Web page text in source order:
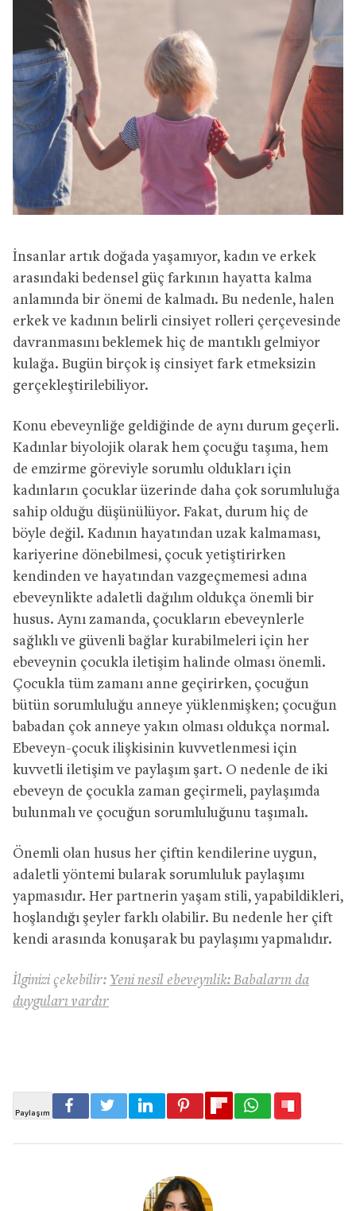
İnsanlar artık doğada yaşamıyor, kadın ve erkek
arasındaki bedensel güç farkının hayatta kalma
anlamında bir önemi de kalmadı. Bu nedenle, halen
erkek ve kadının belirli cinsiyet rolleri çerçevesinde
davranmasını beklemek hiç de mantıklı gelmiyor
kulağa. Bugün birçok iş cinsiyet fark etmeksizin
gerçekleştirilebiliyor.
Konu ebeveynliğe geldiğinde de aynı durum geçerli.
Kadınlar biyolojik olarak hem çocuğu taşıma, hem
de emzirme göreviyle sorumlu oldukları için
kadınların çocuklar üzerinde daha çok sorumluluğa
sahip olduğu düşünülüyor. Fakat, durum hiç de
böyle değil. Kadının hayatından uzak kalmaması,
kariyerine dönebilmesi, çocuk yetiştirirken
kendinden ve hayatından vazgeçmemesi adına
ebeveynlikte adaletli dağılım oldukça önemli bir
husus. Aynı zamanda, çocukların ebeveynlerle
sağlıklı ve güvenli bağlar kurabilmeleri için her
ebeveynin çocukla iletişim halinde olması önemli.
Çocukla tüm zamanı anne geçirirken, çocuğun
bütün sorumluluğu anneye yüklenmişken; çocuğun
babadan çok anneye yakın olması oldukça normal.
Ebeveyn-çocuk ilişkisinin kuvvetlenmesi için
kuvvetli iletişim ve paylaşım şart. O nedenle de iki
ebeveyn de çocukla zaman geçirmeli, paylaşımda
bulunmalı ve çocuğun sorumluluğunu taşımalı.
Önemli olan husus her çiftin kendilerine uygun,
adaletli yöntemi bularak sorumluluk paylaşımı
yapmasıdır. Her partnerin yaşam stili, yapabildikleri,
hoşlandığı şeyler farklı olabilir. Bu nedenle her çift
kendi arasında konuşarak bu paylaşımı yapmalıdır.
İlginizi çekebilir: Yeni nesil ebeveynlik: Babaların da
duyguları vardır